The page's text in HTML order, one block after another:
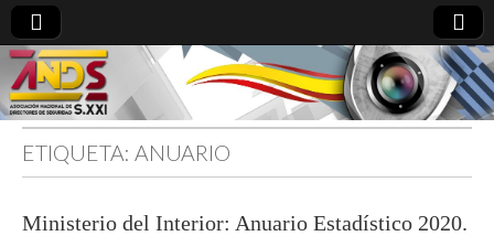
directoresdeseguridad.es
ETIQUETA: ANUARIO
Ministerio del Interior: Anuario Estadístico 2020.